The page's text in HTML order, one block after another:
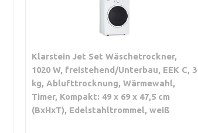
Klarstein Jet Set Wäschetrockner,
1020 W, freistehend/Unterbau, EEK C, 3
kg, Ablufttrocknung, Wärmewahl,
Timer, Kompakt: 49 x 69 x 47,5 cm
(BxHxT), Edelstahltrommel, weiß